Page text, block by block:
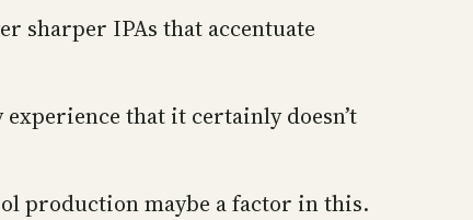
sharper IPAs that accentuate
that it certainly doesn’t
production maybe a factor in this.